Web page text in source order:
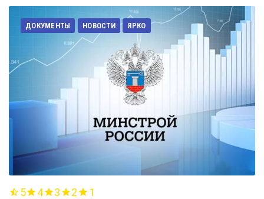
ДОКУМЕНТЫ НОВОСТИ ЯРКО
5 4 3 2 1